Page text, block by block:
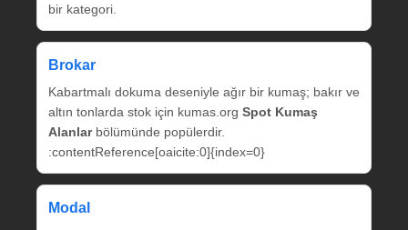
bir kategori.
Brokar
Kabartmalı dokuma deseniyle ağır bir kumaş; bakır ve
altın tonlarda stok için kumas.org Spot Kumaş
Alanlarbölümünde popülerdir.
:contentReference[oaicite:0]{index=0}
Modal